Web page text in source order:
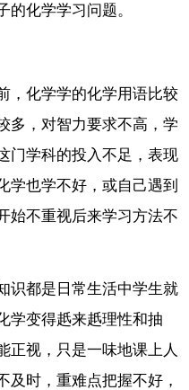
的化学学习问题。
，化学学的化学用语比较
多，对智力要求不高，学
门学科的投入不足，表现
学也学不好，或自己遇到
始不重视后来学习方法不
识都是日常生活中学生就
学变得赿来赿理性和抽
正视，只是一味地课上人
及时，重难点把握不好，